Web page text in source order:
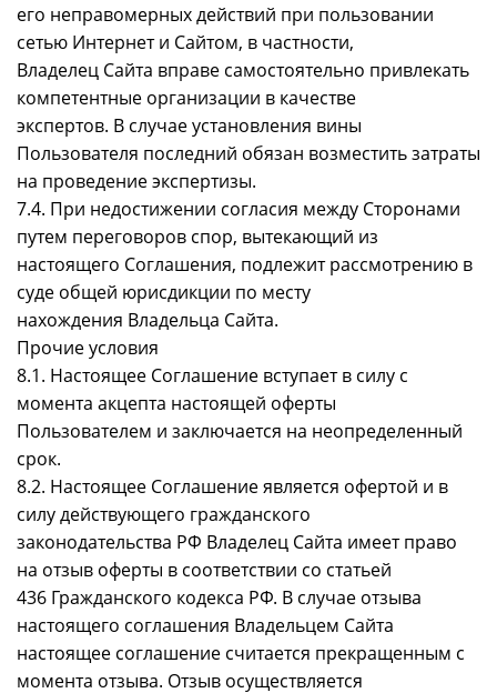
его неправомерных действий при пользовании
сетью Интернет и Сайтом, в частности,
Владелец Сайта вправе самостоятельно привлекать
компетентные организации в качестве
экспертов. В случае установления вины
Пользователя последний обязан возместить затраты
на проведение экспертизы.
7.4. При недостижении согласия между Сторонами
путем переговоров спор, вытекающий из
настоящего Соглашения, подлежит рассмотрению в
суде общей юрисдикции по месту
нахождения Владельца Сайта.
Прочие условия
8.1. Настоящее Соглашение вступает в силу с
момента акцепта настоящей оферты
Пользователем и заключается на неопределенный
срок.
8.2. Настоящее Соглашение является офертой и в
силу действующего гражданского
законодательства РФ Владелец Сайта имеет право
на отзыв оферты в соответствии со статьей
436 Гражданского кодекса РФ. В случае отзыва
настоящего соглашения Владельцем Сайта
настоящее соглашение считается прекращенным с
момента отзыва. Отзыв осуществляется